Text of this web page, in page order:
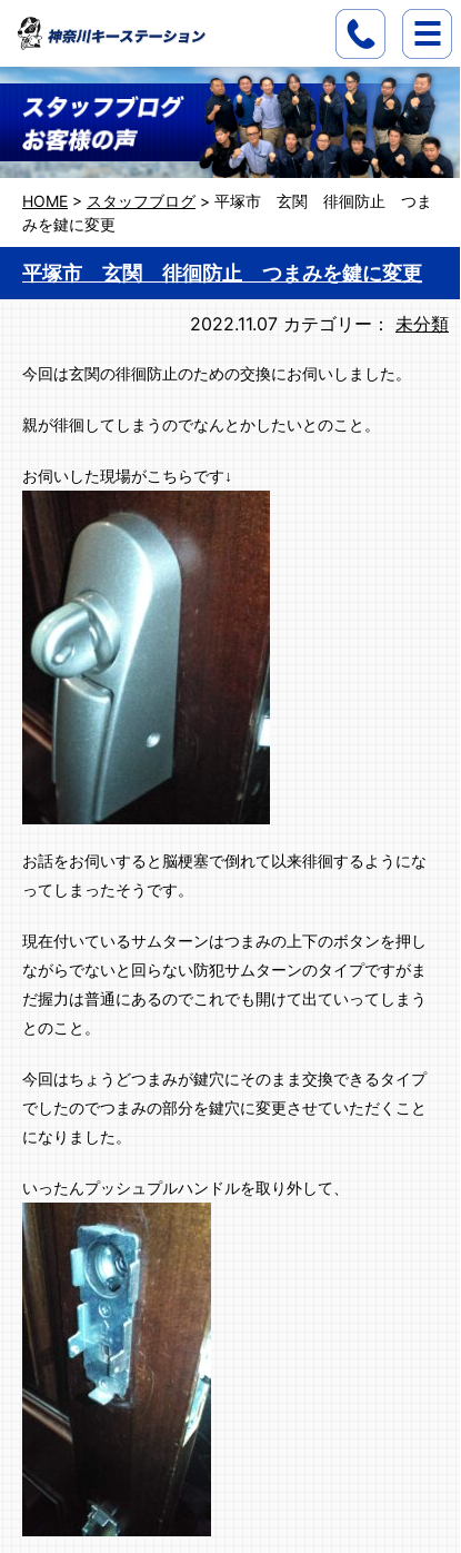
HOME > スタッフブログ > 平塚市 玄関 徘徊防止 つま
みを鍵に変更
平塚市 玄関 徘徊防止 つまみを鍵に変更
2022.11.07 カテゴリー： 未分類
今回は玄関の徘徊防止のための交換にお伺いしました。
親が徘徊してしまうのでなんとかしたいとのこと。
お伺いした現場がこちらです↓
お話をお伺いすると脳梗塞で倒れて以来徘徊するようにな
ってしまったそうです。
現在付いているサムターンはつまみの上下のボタンを押し
ながらでないと回らない防犯サムターンのタイプですがま
だ握力は普通にあるのでこれでも開けて出ていってしまう
とのこと。
今回はちょうどつまみが鍵穴にそのまま交換できるタイプ
でしたのでつまみの部分を鍵穴に変更させていただくこと
になりました。
いったんプッシュプルハンドルを取り外して、